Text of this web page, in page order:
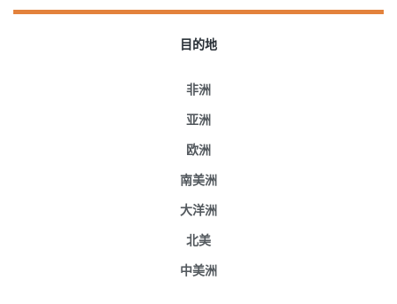
目的地
非洲
亚洲
欧洲
南美洲
大洋洲
北美
中美洲